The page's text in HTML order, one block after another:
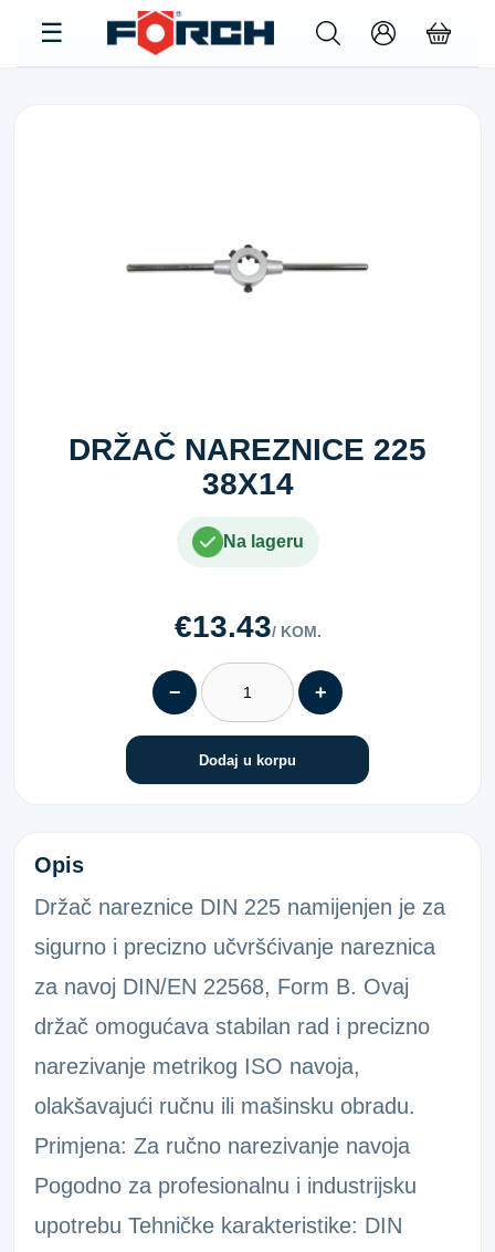
DRŽAČ NAREZNICE 225
38X14
Na lageru
€13.43/ KOM.
− +
Dodaj u korpu
DRŽAČ NAREZNICE 225 38X14
Opis
Držač nareznice DIN 225 namijenjen je za
sigurno i precizno učvršćivanje nareznica
za navoj DIN/EN 22568, Form B. Ovaj
držač omogućava stabilan rad i precizno
narezivanje metrikog ISO navoja,
olakšavajući ručnu ili mašinsku obradu.
Primjena: Za ručno narezivanje navoja
Pogodno za profesionalnu i industrijsku
upotrebu Tehničke karakteristike: DIN